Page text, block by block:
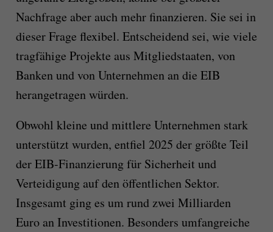
Nachfrage aber auch mehr finanzieren. Sie sei in
dieser Frage flexibel. Entscheidend sei, wie viele
tragfähige Projekte aus Mitgliedstaaten, von
Banken und von Unternehmen an die EIB
herangetragen würden.
Obwohl kleine und mittlere Unternehmen stark
unterstützt wurden, entfiel 2025 der größte Teil
der EIB-Finanzierung für Sicherheit und
Verteidigung auf den öffentlichen Sektor.
Insgesamt ging es um rund zwei Milliarden
Euro an Investitionen. Besonders umfangreiche